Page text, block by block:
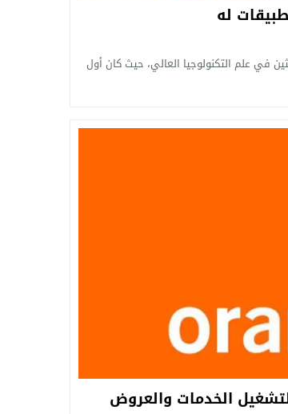
في علم التكنولوجيا العالي، حيث كان أول
الخدمات والعروض